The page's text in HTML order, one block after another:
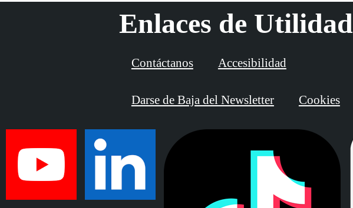
Enlaces de Utilidad
Contáctanos Accesibilidad
Darse de Baja del Newsletter Cookies